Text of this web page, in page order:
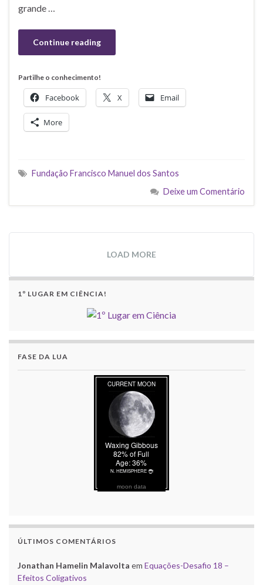
grande …
Continue reading
Partilhe o conhecimento!
Facebook X Email
More
Fundação Francisco Manuel dos Santos
Deixe um Comentário
LOAD MORE
1º LUGAR EM CIÊNCIA!
FASE DA LUA
moon data
ÚLTIMOS COMENTÁRIOS
Jonathan Hamelin Malavolta em Equações-Desafio 18 –
Efeitos Coligativos